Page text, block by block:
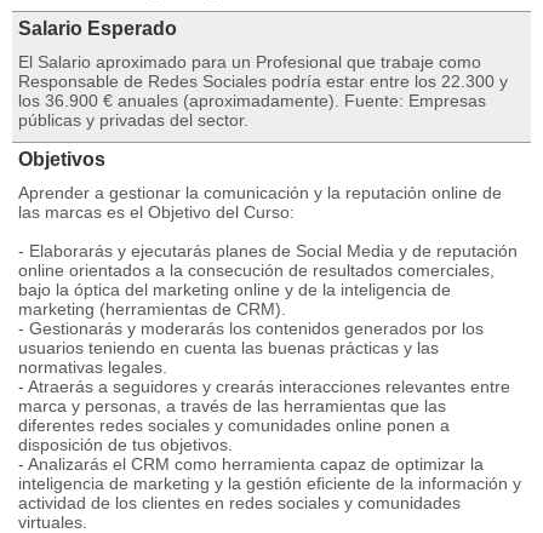
Salario Esperado
El Salario aproximado para un Profesional que trabaje como
Responsable de Redes Sociales podría estar entre los 22.300 y
los 36.900 € anuales (aproximadamente). Fuente: Empresas
públicas y privadas del sector.
Objetivos
Aprender a gestionar la comunicación y la reputación online de
las marcas es el Objetivo del Curso:
- Elaborarás y ejecutarás planes de Social Media y de reputación
online orientados a la consecución de resultados comerciales,
bajo la óptica del marketing online y de la inteligencia de
marketing (herramientas de CRM).
- Gestionarás y moderarás los contenidos generados por los
usuarios teniendo en cuenta las buenas prácticas y las
normativas legales.
- Atraerás a seguidores y crearás interacciones relevantes entre
marca y personas, a través de las herramientas que las
diferentes redes sociales y comunidades online ponen a
disposición de tus objetivos.
- Analizarás el CRM como herramienta capaz de optimizar la
inteligencia de marketing y la gestión eficiente de la información y
actividad de los clientes en redes sociales y comunidades
virtuales.